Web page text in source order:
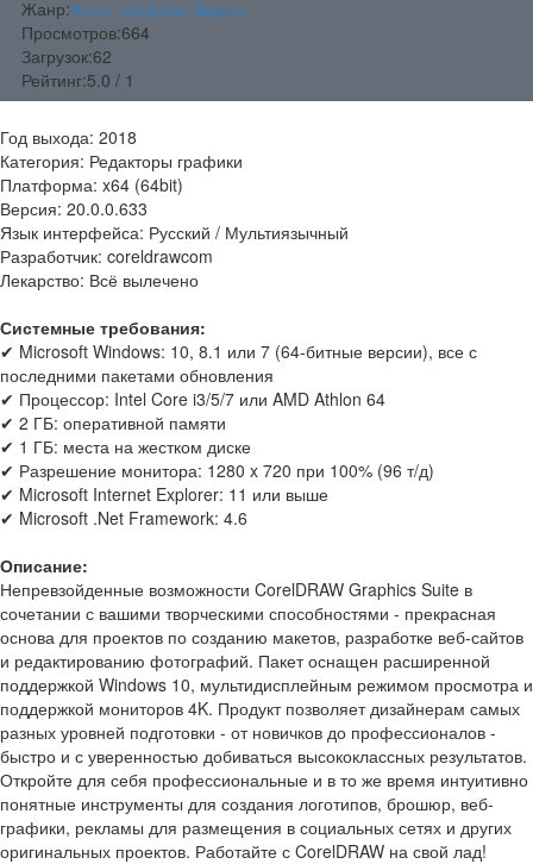
Жанр:Фото, графика, Видео
Просмотров:664
Загрузок:62
Рейтинг:5.0 / 1
Год выхода: 2018
Категория: Редакторы графики
Платформа: x64 (64bit)
Версия: 20.0.0.633
Язык интерфейса: Русский / Мультиязычный
Разработчик: coreldrawcom
Лекарство: Всё вылечено
Системные требования:
✔ Microsoft Windows: 10, 8.1 или 7 (64-битные версии), все с
последними пакетами обновления
✔ Процессор: Intel Core i3/5/7 или AMD Athlon 64
✔ 2 ГБ: оперативной памяти
✔ 1 ГБ: места на жестком диске
✔ Разрешение монитора: 1280 x 720 при 100% (96 т/д)
✔ Microsoft Internet Explorer: 11 или выше
✔ Microsoft .Net Framework: 4.6
Описание:
Непревзойденные возможности CorelDRAW Graphics Suite в
сочетании с вашими творческими способностями - прекрасная
основа для проектов по созданию макетов, разработке веб-сайтов
и редактированию фотографий. Пакет оснащен расширенной
поддержкой Windows 10, мультидисплейным режимом просмотра и
поддержкой мониторов 4K. Продукт позволяет дизайнерам самых
разных уровней подготовки - от новичков до профессионалов -
быстро и с уверенностью добиваться высококлассных результатов.
Откройте для себя профессиональные и в то же время интуитивно
понятные инструменты для создания логотипов, брошюр, веб-
графики, рекламы для размещения в социальных сетях и других
оригинальных проектов. Работайте с CorelDRAW на свой лад!